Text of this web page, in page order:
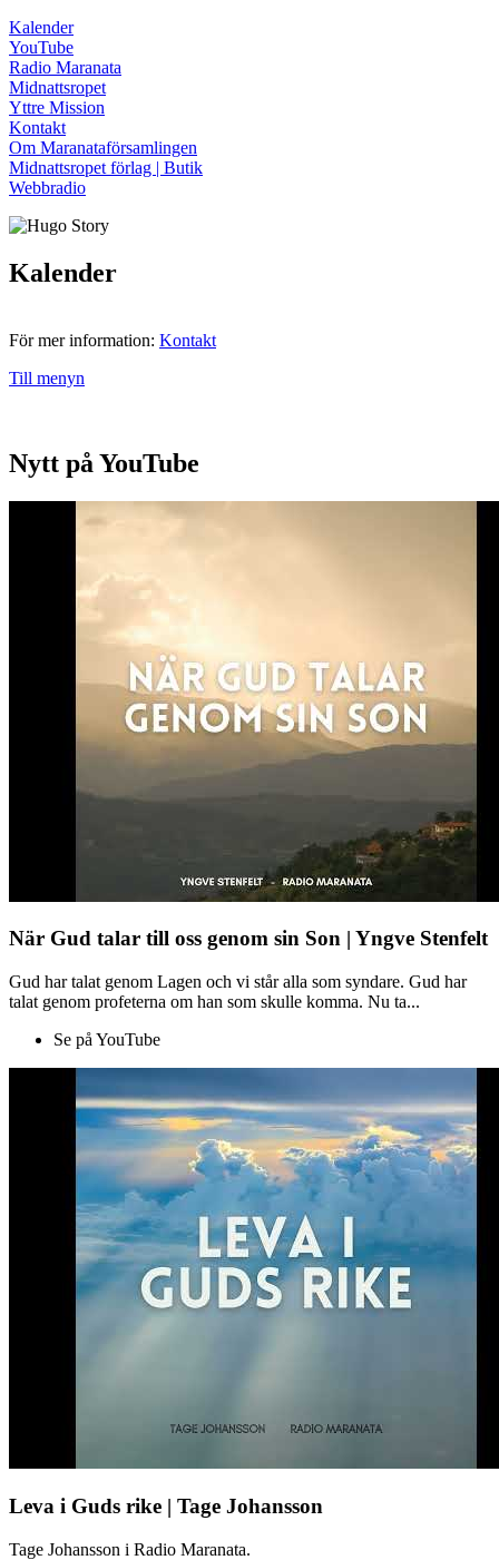
Kalender
YouTube
Radio Maranata
Midnattsropet
Yttre Mission
Kontakt
Om Maranataförsamlingen
Midnattsropet förlag | Butik
Webbradio
Kalender
För mer information: Kontakt
Till menyn
Nytt på YouTube
När Gud talar till oss genom sin Son | Yngve Stenfelt
Gud har talat genom Lagen och vi står alla som syndare. Gud har
talat genom profeterna om han som skulle komma. Nu ta...
Se på YouTube
Leva i Guds rike | Tage Johansson
Tage Johansson i Radio Maranata.